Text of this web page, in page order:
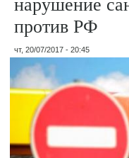
против РФ
чт, 20/07/2017 - 20:45